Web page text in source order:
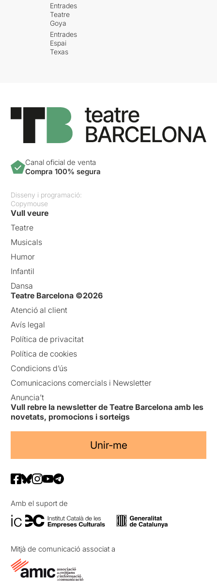
Entrades
Teatre
Goya
Entrades
Espai
Texas
Canal oficial de venta
Compra 100% segura
Disseny i programació:
Copymouse
Vull veure
Teatre
Musicals
Humor
Infantil
Dansa
Teatre Barcelona ©2026
Atenció al client
Avís legal
Política de privacitat
Política de cookies
Condicions d’ús
Comunicacions comercials i Newsletter
Anuncia’t
Vull rebre la newsletter de Teatre Barcelona amb les
novetats, promocions i sorteigs
Unir-me
Amb el suport de
Mitjà de comunicació associat a